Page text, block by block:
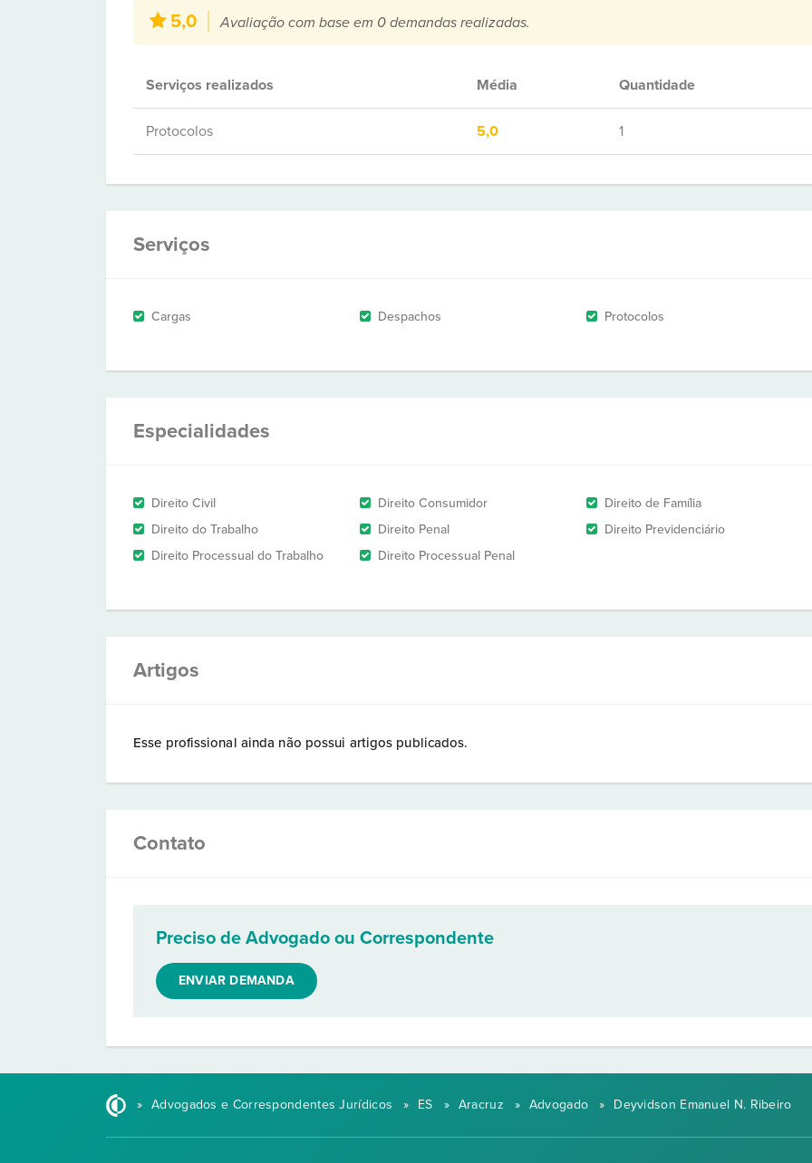
5,0 Avaliação com base em 0 demandas realizadas.
Serviços realizados Média Quantidade
Protocolos 5,0 1
Serviços
Cargas Despachos Protocolos
Especialidades
Direito Civil Direito Consumidor
Direito de Família
Direito do Trabalho
Direito Penal
Direito Previdenciário
Direito Processual do Trabalho
Direito Processual Penal
Artigos
Esse profissional ainda não possui artigos publicados.
Contato
Preciso de Advogado ou Correspondente
ENVIAR DEMANDA
» Advogados e Correspondentes Jurídicos » ES » Aracruz » Advogado » Deyvidson Emanuel N. Ribeiro